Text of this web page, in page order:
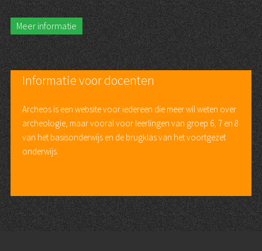
Meer informatie
Informatie voor docenten
Archeos is een website voor iedereen die meer wil weten over
archeologie, maar vooral voor leerlingen van groep 6, 7 en 8
van het basisonderwijs en de brugklas van het voortgezet
onderwijs.